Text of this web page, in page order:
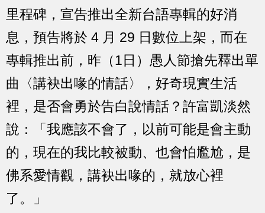
里程碑，宣告推出全新台語專輯的好消
息，預告將於 4 月 29 日數位上架，而在
專輯推出前，昨（1日）愚人節搶先釋出單
曲〈講袂出喙的情話〉，好奇現實生活
裡，是否會勇於告白說情話？許富凱淡然
說：「我應該不會了，以前可能是會主動
的，現在的我比較被動、也會怕尷尬，是
佛系愛情觀，講袂出喙的，就放心裡
了。」